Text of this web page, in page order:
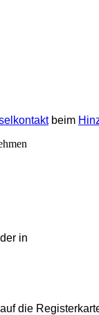
beim
in
die